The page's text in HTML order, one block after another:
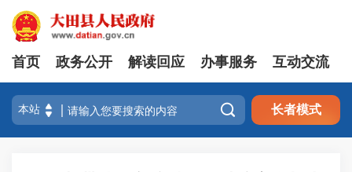
首页 政务公开 解读回应 办事服务 互动交流
 长者模式